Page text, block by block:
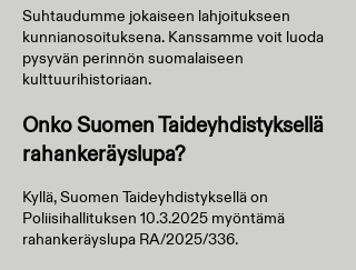
Suhtaudumme jokaiseen lahjoitukseen
kunnianosoituksena. Kanssamme voit luoda
pysyvän perinnön suomalaiseen
kulttuurihistoriaan.
Onko Suomen Taideyhdistyksellä
rahankeräyslupa?
Kyllä, Suomen Taideyhdistyksellä on
Poliisihallituksen 10.3.2025 myöntämä
rahankeräyslupa RA/2025/336.